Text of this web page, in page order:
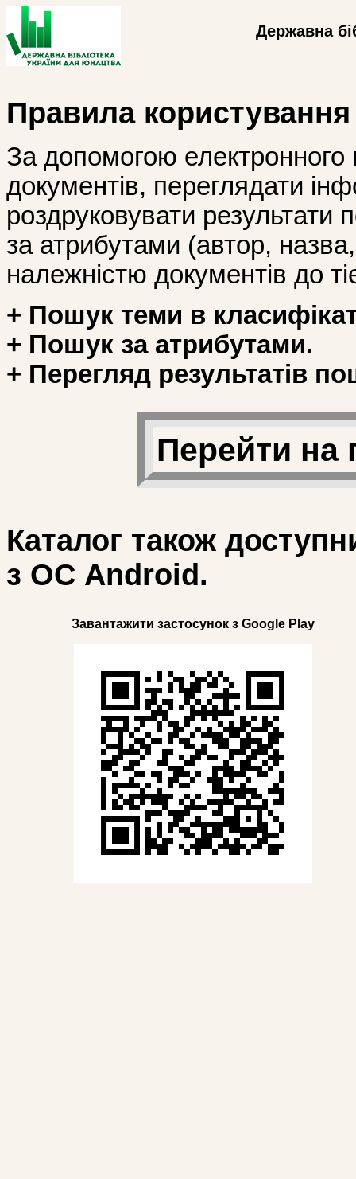
Державна
Правила
За допомогою
документів, переглядати
роздруковувати
за атрибутами (автор, назва,
належністю документів до
+ Пошук теми в
+ Пошук за атрибутами.
+ Перегляд результатів
Перейти на
Каталог також
з ОС Android.
Завантажити застосунок з Google Play